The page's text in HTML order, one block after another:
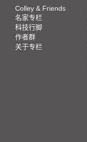
2023
2023台
2023台
Colley & Friends
名家专栏
科技行脚
作者群
关于专栏